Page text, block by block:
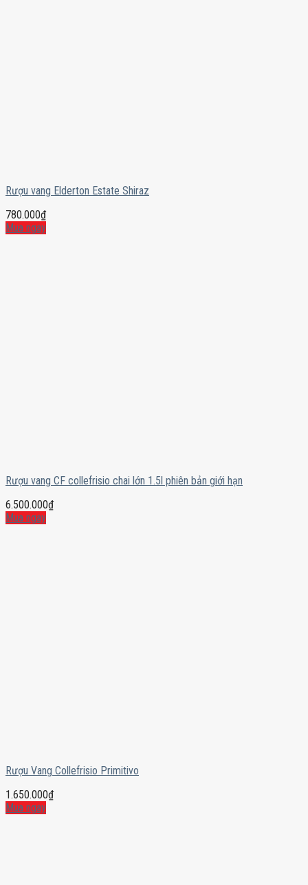
Rượu vang Elderton Estate Shiraz
780.000₫
Mua ngay
Rượu vang CF collefrisio chai lớn 1.5l phiên bản giới hạn
6.500.000₫
Mua ngay
Rượu Vang Collefrisio Primitivo
1.650.000₫
Mua ngay